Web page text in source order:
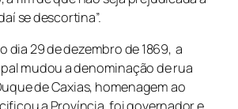
se descortina”.
dia 29 de dezembro de 1869, a
mudou a denominação de rua
de Caxias, homenagem ao